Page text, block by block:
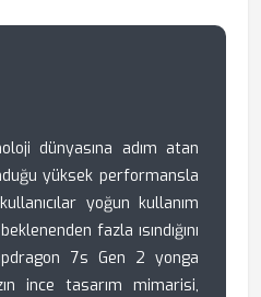
dünyasına adım atan
yüksek performansla
yoğun kullanım
fazla ısındığını
7s Gen 2 yonga
ince tasarım mimarisi,